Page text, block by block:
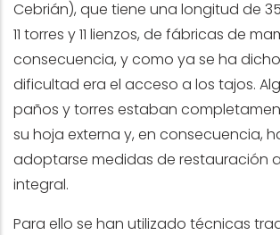
Cebrián), que tiene una longitud de
11 torres y 11 lienzos, de fábricas de
consecuencia, y como ya se ha
dificultad era el acceso a los tajos.
paños y torres estaban
su hoja externa y, en consecuencia,
adoptarse medidas de restauración
integral.
Para ello se han utilizado técnicas